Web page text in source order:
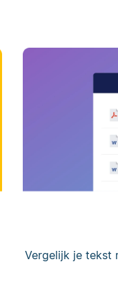
Vergelijk je tekst